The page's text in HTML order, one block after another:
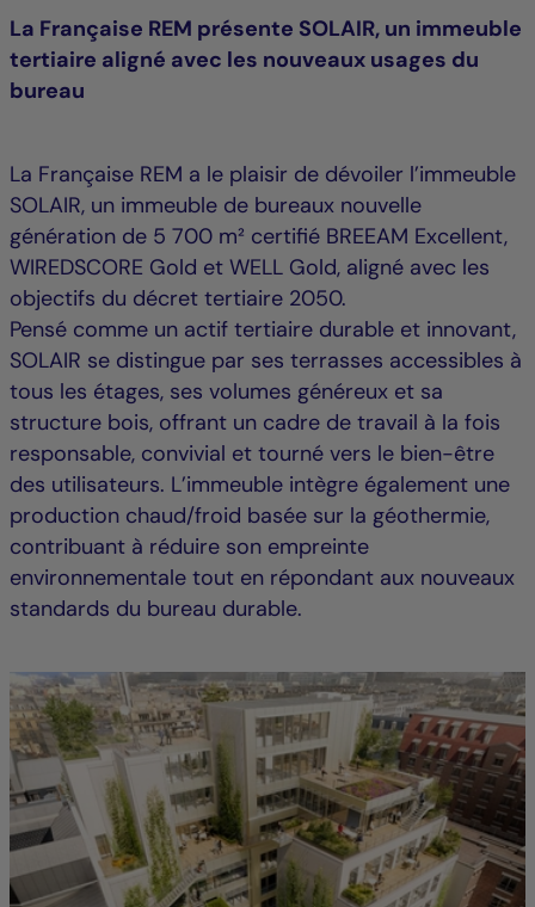
La Française REM présente SOLAIR, un immeuble
tertiaire aligné avec les nouveaux usages du
bureau
La Française REM a le plaisir de dévoiler l’immeuble
SOLAIR, un immeuble de bureaux nouvelle
génération de 5 700 m² certifié BREEAM Excellent,
WIREDSCORE Gold et WELL Gold, aligné avec les
objectifs du décret tertiaire 2050.
Pensé comme un actif tertiaire durable et innovant,
SOLAIR se distingue par ses terrasses accessibles à
tous les étages, ses volumes généreux et sa
structure bois, offrant un cadre de travail à la fois
responsable, convivial et tourné vers le bien-être
des utilisateurs. L’immeuble intègre également une
production chaud/froid basée sur la géothermie,
contribuant à réduire son empreinte
environnementale tout en répondant aux nouveaux
standards du bureau durable.